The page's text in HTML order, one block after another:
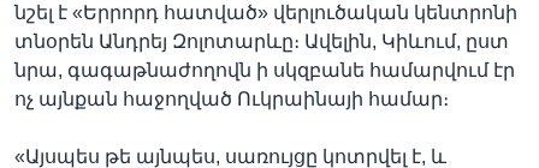
նշել է «Երրորդ հատված» վերլուծական կենտրոնի
տնօրեն Անդրեյ Զոլոտարևը։ Ավելին, Կիևում, ըստ
նրա, գագաթնաժողովն ի սկզբանե համարվում էր
ոչ այնքան հաջողված Ուկրաինայի համար։
«Այսպես թե այնպես, սառույցը կոտրվել է, և